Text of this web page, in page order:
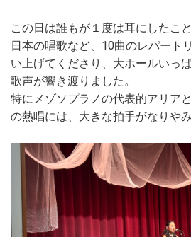
この日は誰もが１度は耳にしたこ
日本の唱歌など、10曲のレパート
い上げてくださり、大ホールいっ
歌声が響き渡りました。
特にメゾソプラノの代表的アリア
の熱唱には、大きな拍手がなりや